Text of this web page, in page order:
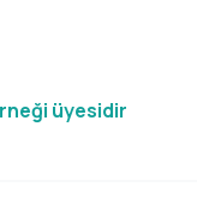
üyesidir